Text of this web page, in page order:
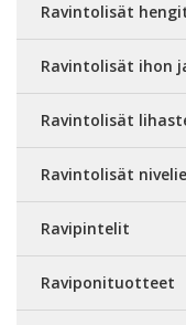
Ravintolisät
Ravintolisät ihon
Ravintolisät
Ravintolisät
Ravipintelit
Raviponituotteet